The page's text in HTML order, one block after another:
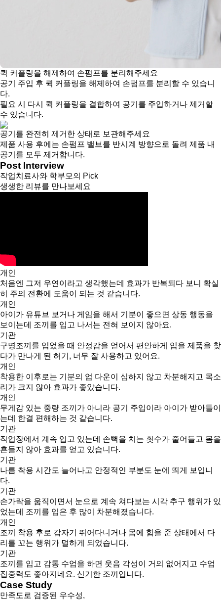
퀵 커플링을 해제하여 손펌프를 분리해주세요
공기 주입 후 퀵 커플링을 해제하여 손펌프를 분리할 수 있습니
다.
필요 시 다시 퀵 커플링을 결합하여 공기를 주입하거나 제거할
수 있습니다.
공기를 완전히 제거한 상태로 보관해주세요
제품 사용 후에는 손펌프 밸브를 반시계 방향으로 돌려 제품 내
공기를 모두 제거합니다.
Post Interview
작업치료사와 학부모의 Pick
생생한 리뷰를 만나보세요
개인
처음엔 그저 우연이라고 생각했는데 효과가 반복되다 보니 확실
히 주의 전환에 도움이 되는 것 같습니다.
개인
아이가 유튜브 보거나 게임을 해서 기분이 좋으면 상동 행동을
보이는데 조끼를 입고 나서는 전혀 보이지 않아요.
기관
구명조끼를 입었을 때 안정감을 얻어서 편안하게 입을 제품을 찾
다가 만나게 된 허기, 너무 잘 사용하고 있어요.
개인
착용한 이후로는 기분의 업 다운이 심하지 않고 차분해지고 목소
리가 크지 않아 효과가 좋았습니다.
개인
무게감 있는 중량 조끼가 아니라 공기 주입이라 아이가 받아들이
는데 한결 편해하는 것 같습니다.
기관
작업장에서 계속 입고 있는데 손뼉을 치는 횟수가 줄어들고 몸을
흔들지 않아 효과를 얻고 있습니다.
기관
나름 착용 시간도 늘어나고 안정적인 부분도 눈에 띄게 보입니
다.
기관
손가락을 움직이면서 눈으로 계속 쳐다보는 시각 추구 행위가 있
었는데 조끼를 입은 후 많이 차분해졌습니다.
개인
조끼 착용 후로 갑자기 뛰어다니거나 몸에 힘을 준 상태에서 다
리를 꼬는 행위가 덜하게 되었습니다.
기관
조끼를 입고 감통 수업을 하면 웃음 각성이 거의 없어지고 수업
집중력도 좋아지네요. 신기한 조끼입니다.
Case Study
만족도로 검증된 우수성,